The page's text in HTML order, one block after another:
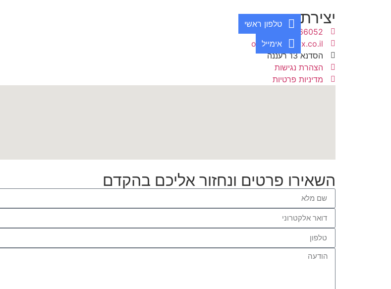
יצירת קשר
09-8866052
office@dionyx.co.il
הסדנא 13 רעננה
הצהרת נגישות
מדיניות פרטיות
השאירו פרטים ונחזור אליכם בהקדם
טלפון ראשי
אימייל